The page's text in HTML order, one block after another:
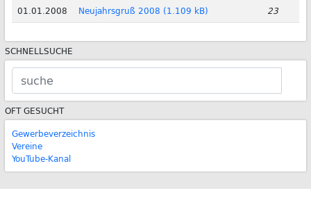
01.01.2008 Neujahrsgruß 2008 (1.109 kB) 23
SCHNELLSUCHE
OFT GESUCHT
Gewerbeverzeichnis
Vereine
YouTube-Kanal